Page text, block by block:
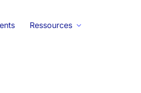
Ressources